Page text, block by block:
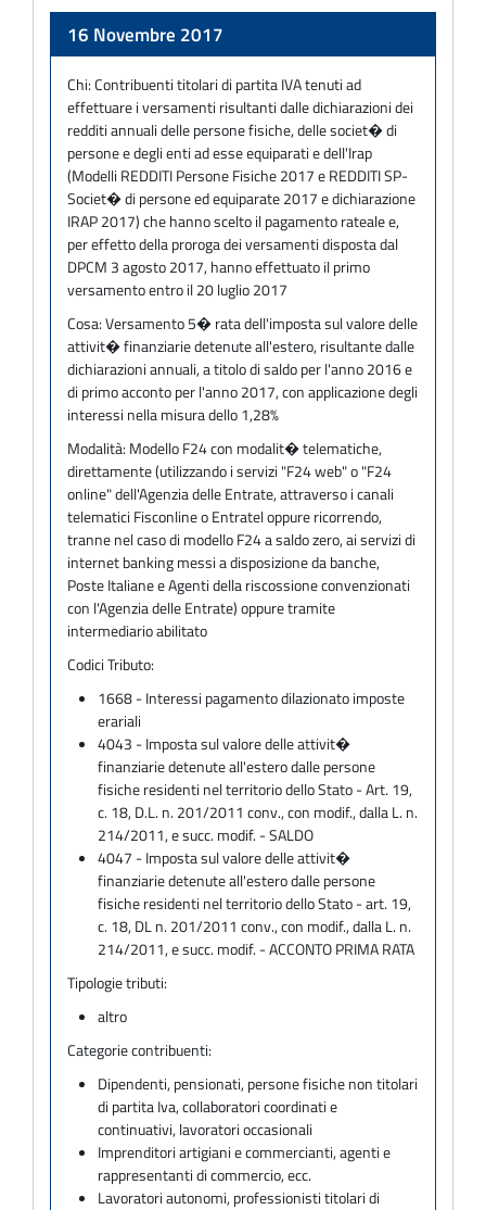
16 Novembre 2017
Chi:Contribuenti titolari di partita IVA tenuti ad
effettuare i versamenti risultanti dalle dichiarazioni dei
redditi annuali delle persone fisiche, delle societ� di
persone e degli enti ad esse equiparati e dell'Irap
(Modelli REDDITI Persone Fisiche 2017 e REDDITI SP-
Societ� di persone ed equiparate 2017 e dichiarazione
IRAP 2017) che hanno scelto il pagamento rateale e,
per effetto della proroga dei versamenti disposta dal
DPCM 3 agosto 2017, hanno effettuato il primo
versamento entro il 20 luglio 2017
Cosa:Versamento 5� rata dell'imposta sul valore delle
attivit� finanziarie detenute all'estero, risultante dalle
dichiarazioni annuali, a titolo di saldo per l'anno 2016 e
di primo acconto per l'anno 2017, con applicazione degli
interessi nella misura dello 1,28%
Modalità: Modello F24 con modalit� telematiche,
direttamente (utilizzando i servizi "F24 web" o "F24
online" dell'Agenzia delle Entrate, attraverso i canali
telematici Fisconline o Entratel oppure ricorrendo,
tranne nel caso di modello F24 a saldo zero, ai servizi di
internet banking messi a disposizione da banche,
Poste Italiane e Agenti della riscossione convenzionati
con l'Agenzia delle Entrate) oppure tramite
intermediario abilitato
Codici Tributo:
1668 - Interessi pagamento dilazionato imposte
erariali
4043 - Imposta sul valore delle attivit�
finanziarie detenute all'estero dalle persone
fisiche residenti nel territorio dello Stato - Art. 19,
c. 18, D.L. n. 201/2011 conv., con modif., dalla L. n.
214/2011, e succ. modif. - SALDO
4047 - Imposta sul valore delle attivit�
finanziarie detenute all'estero dalle persone
fisiche residenti nel territorio dello Stato - art. 19,
c. 18, DL n. 201/2011 conv., con modif., dalla L. n.
214/2011, e succ. modif. - ACCONTO PRIMA RATA
Tipologie tributi:
altro
Categorie contribuenti:
Dipendenti, pensionati, persone fisiche non titolari
di partita Iva, collaboratori coordinati e
continuativi, lavoratori occasionali
Imprenditori artigiani e commercianti, agenti e
rappresentanti di commercio, ecc.
Lavoratori autonomi, professionisti titolari di